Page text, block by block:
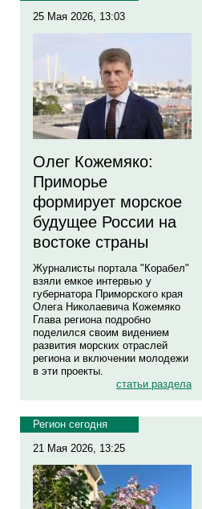
25 Мая 2026, 13:03
Олег Кожемяко:
Приморье
формирует морское
будущее России на
востоке страны
Журналисты портала "Корабел"
взяли емкое интервью у
губернатора Приморского края
Олега Николаевича Кожемяко
Глава региона подробно
поделился своим видением
развития морских отраслей
региона и включении молодежи
в эти проекты.
статьи раздела
Регион сегодня
21 Мая 2026, 13:25